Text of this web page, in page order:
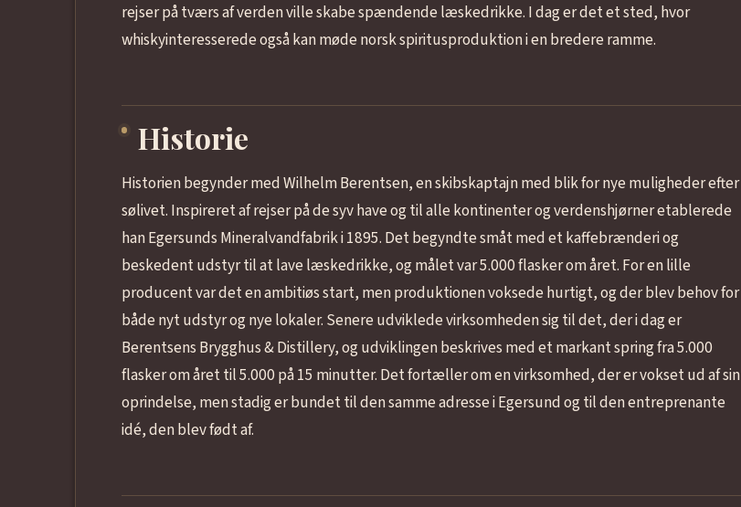
rejser på tværs af verden ville skabe spændende læskedrikke. I dag er det et sted, hvor
whiskyinteresserede også kan møde norsk spiritusproduktion i en bredere ramme.
Historie
Historien begynder med Wilhelm Berentsen, en skibskaptajn med blik for nye muligheder efter
sølivet. Inspireret af rejser på de syv have og til alle kontinenter og verdenshjørner etablerede
han Egersunds Mineralvandfabrik i 1895. Det begyndte småt med et kaffebrænderi og
beskedent udstyr til at lave læskedrikke, og målet var 5.000 flasker om året. For en lille
producent var det en ambitiøs start, men produktionen voksede hurtigt, og der blev behov for
både nyt udstyr og nye lokaler. Senere udviklede virksomheden sig til det, der i dag er
Berentsens Brygghus & Distillery, og udviklingen beskrives med et markant spring fra 5.000
flasker om året til 5.000 på 15 minutter. Det fortæller om en virksomhed, der er vokset ud af sin
oprindelse, men stadig er bundet til den samme adresse i Egersund og til den entreprenante
idé, den blev født af.